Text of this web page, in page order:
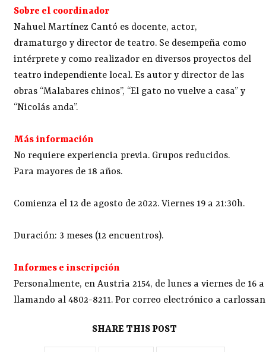
Sobre el coordinador
Nahuel Martínez Cantó es docente, actor,
dramaturgo y director de teatro. Se desempeña como
intérprete y como realizador en diversos proyectos del
teatro independiente local. Es autor y director de las
obras “Malabares chinos”, “El gato no vuelve a casa” y
“Nicolás anda”.
Más información
No requiere experiencia previa. Grupos reducidos.
Para mayores de 18 años.
Comienza el 12 de agosto de 2022. Viernes 19 a 21:30h.
Duración: 3 meses (12 encuentros).
Informes e inscripción
Personalmente, en Austria 2154, de lunes a viernes de
llamando al 4802-8211. Por correo electrónico a
SHARE THIS POST